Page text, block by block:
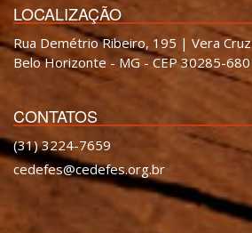
LOCALIZAÇÃO
Rua Demétrio Ribeiro, 195 | Vera Cruz
Belo Horizonte - MG - CEP 30285-680
CONTATOS
(31) 3224-7659
cedefes@cedefes.org.br